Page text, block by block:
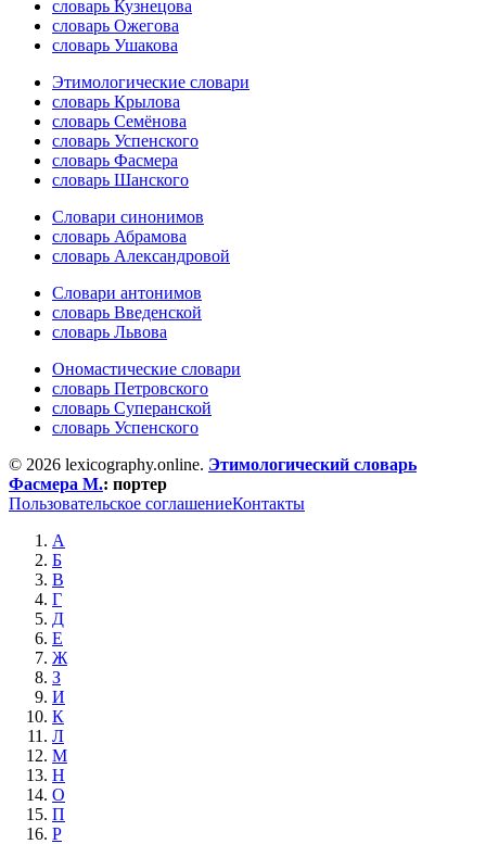
словарь Кузнецова
словарь Ожегова
словарь Ушакова
Этимологические словари
словарь Крылова
словарь Семёнова
словарь Успенского
словарь Фасмера
словарь Шанского
Словари синонимов
словарь Абрамова
словарь Александровой
Словари антонимов
словарь Введенской
словарь Львова
Ономастические словари
словарь Петровского
словарь Суперанской
словарь Успенского
© 2026 lexicography.online. Этимологический словарь
Фасмера М.: портер
Пользовательское соглашениеКонтакты
А
Б
В
Г
Д
Е
Ж
З
И
К
Л
М
Н
О
П
Р